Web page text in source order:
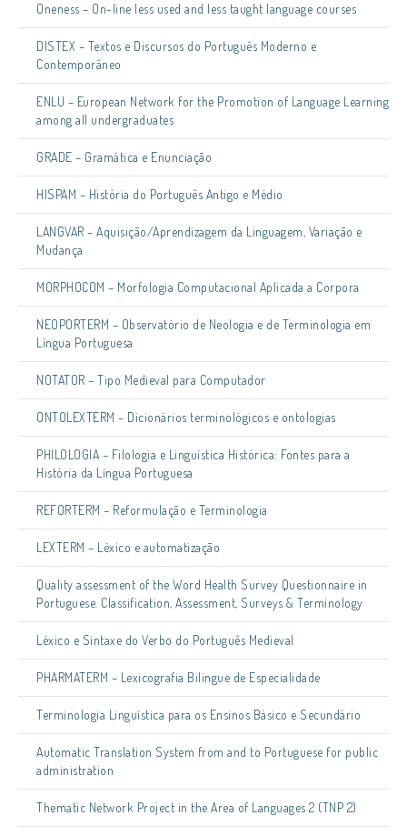
Oneness – On-line less used and less taught language courses
DISTEX – Textos e Discursos do Português Moderno e
Contemporâneo
ENLU – European Network for the Promotion of Language Learning
among all undergraduates
GRADE – Gramática e Enunciação
HISPAM – História do Português Antigo e Médio
LANGVAR – Aquisição/Aprendizagem da Linguagem, Variação e
Mudança
MORPHOCOM – Morfologia Computacional Aplicada a Corpora
NEOPORTERM – Observatório de Neologia e de Terminologia em
Língua Portuguesa
NOTATOR – Tipo Medieval para Computador
ONTOLEXTERM – Dicionários terminológicos e ontologias
PHILOLOGIA – Filologia e Linguística Histórica: Fontes para a
História da Língua Portuguesa
REFORTERM – Reformulação e Terminologia
LEXTERM – Léxico e automatização
Quality assessment of the Word Health Survey Questionnaire in
Portuguese. Classification, Assessment, Surveys & Terminology
Léxico e Sintaxe do Verbo do Português Medieval
PHARMATERM – Lexicografia Bilingue de Especialidade
Terminologia Linguística para os Ensinos Básico e Secundário
Automatic Translation System from and to Portuguese for public
administration
Thematic Network Project in the Area of Languages 2 (TNP 2)